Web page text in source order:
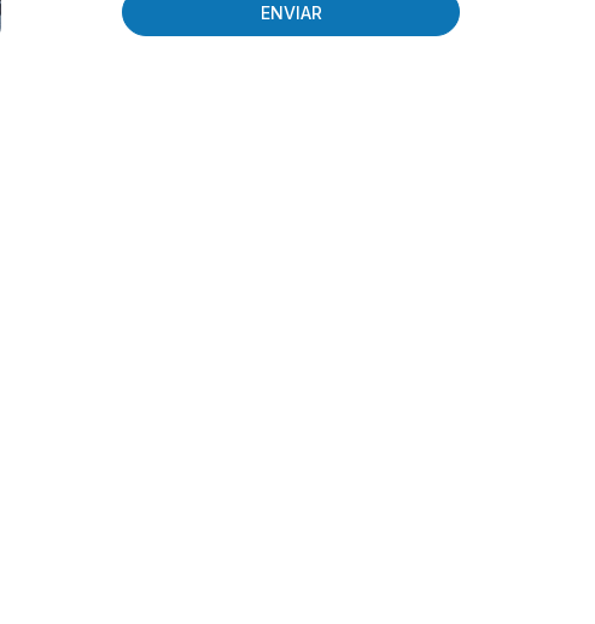
ENVIAR